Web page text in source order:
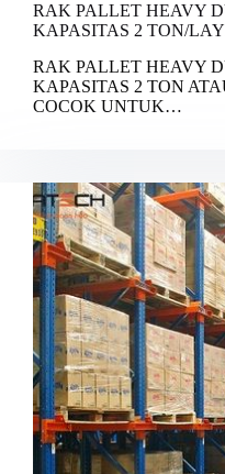
RAK PALLET HEAVY
KAPASITAS 2 TON/
RAK PALLET HEAVY
KAPASITAS 2 TON
COCOK UNTUK…